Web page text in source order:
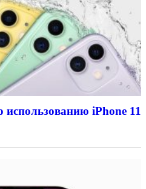
использованию iPhone 11